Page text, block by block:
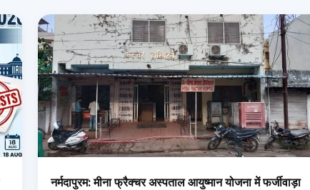
नर्मदापुरम: मीना फ्रैक्चर अस्पताल आयुष्मान योजना में फर्जीवाड़ा